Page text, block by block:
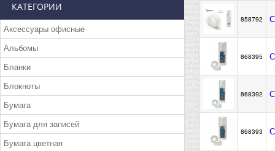
КАТЕГОРИИ
Аксессуары офисные
Альбомы
Бланки
Блокноты
Бумага
Бумага для записей
Бумага цветная
858792
868395
868392
868393